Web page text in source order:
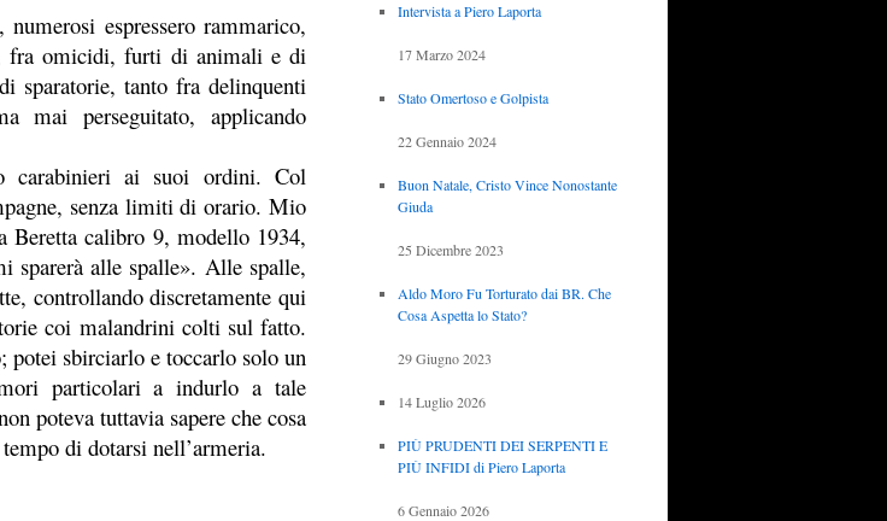
espressero rammarico,
fra omicidi, furti di animali e di
sparatorie, tanto fra delinquenti
mai perseguitato, applicando
carabinieri ai suoi ordini. Col
senza limiti di orario. Mio
Beretta calibro 9, modello 1934,
sparerà alle spalle». Alle spalle,
controllando discretamente qui
coi malandrini colti sul fatto.
sbirciarlo e toccarlo solo un
particolari a indurlo a tale
poteva tuttavia sapere che cosa
di dotarsi nell’armeria.
Intervista a Piero Laporta
17 Marzo 2024
Stato Omertoso e Golpista
22 Gennaio 2024
Buon Natale, Cristo Vince Nonostante
Giuda
25 Dicembre 2023
Aldo Moro Fu Torturato dai BR. Che
Cosa Aspetta lo Stato?
29 Giugno 2023
14 Luglio 2026
PIÙ PRUDENTI DEI SERPENTI E
PIÙ INFIDI di Piero Laporta
6 Gennaio 2026